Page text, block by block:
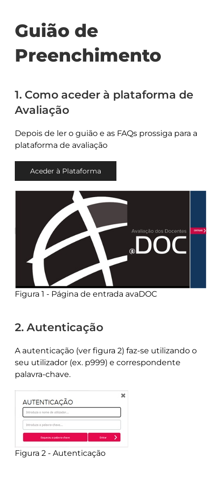
Guião de
Preenchimento
1. Como aceder à plataforma de
Avaliação
Depois de ler o guião e as FAQs prossiga para a
plataforma de avaliação
Aceder à Plataforma
Figura 1 - Página de entrada avaDOC
2. Autenticação
A autenticação (ver figura 2) faz-se utilizando o
seu utilizador (ex. p999) e correspondente
palavra-chave.
Figura 2 - Autenticação